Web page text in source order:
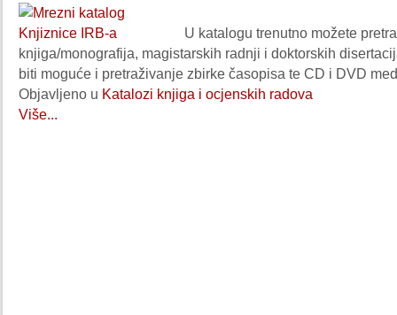
U katalogu trenutno možete
knjiga/monografija, magistarskih radnji i doktorskih
biti moguće i pretraživanje zbirke časopisa te CD i DVD
Objavljeno u Katalozi knjiga i ocjenskih radova
Više...